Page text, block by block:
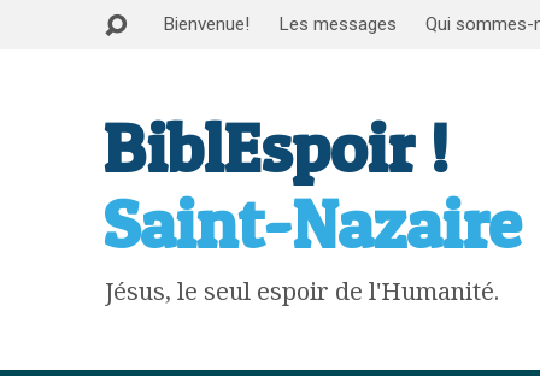
Bienvenue! Les messages Qui sommes-
BiblEspoir !
Saint-Nazaire
Jésus, le seul espoir de l'Humanité.